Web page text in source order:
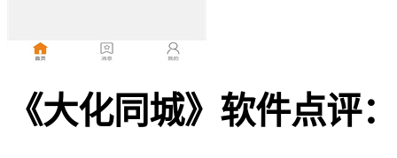
《大化同城》软件点评：